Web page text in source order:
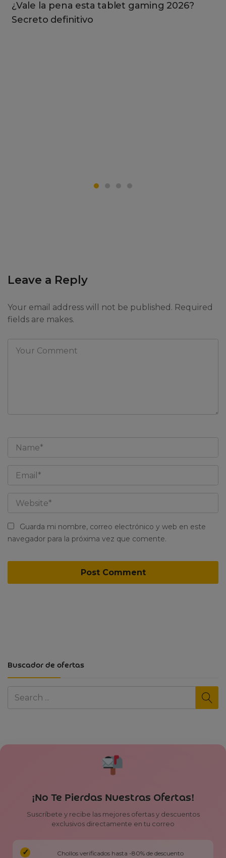
Buscador de ofertas
¿Vale la pena esta tablet gaming 2026?
Secreto definitivo
Leave a Reply
Your email address will not be published. Required
fields are makes.
Guarda mi nombre, correo electrónico y web en este
navegador para la próxima vez que comente.
¡No Te Pierdas Nuestras Ofertas!
Suscríbete y recibe las mejores ofertas y descuentos
exclusivos directamente en tu correo
Chollos verificados hasta -80% de descuento